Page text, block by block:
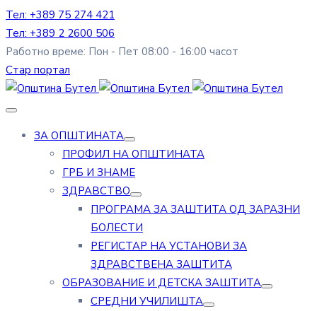
Тел: +389 75 274 421
Тел: +389 2 2600 506
Работно време: Пон - Пет 08:00 - 16:00 часот
Стар портал
ЗА ОПШТИНАТА
ПРОФИЛ НА ОПШТИНАТА
ГРБ И ЗНАМЕ
ЗДРАВСТВО
ПРОГРАМА ЗА ЗАШТИТА ОД ЗАРАЗНИ
БОЛЕСТИ
РЕГИСТАР НА УСТАНОВИ ЗА
ЗДРАВСТВЕНА ЗАШТИТА
ОБРАЗОВАНИЕ И ДЕТСКА ЗАШТИТА
СРЕДНИ УЧИЛИШТА